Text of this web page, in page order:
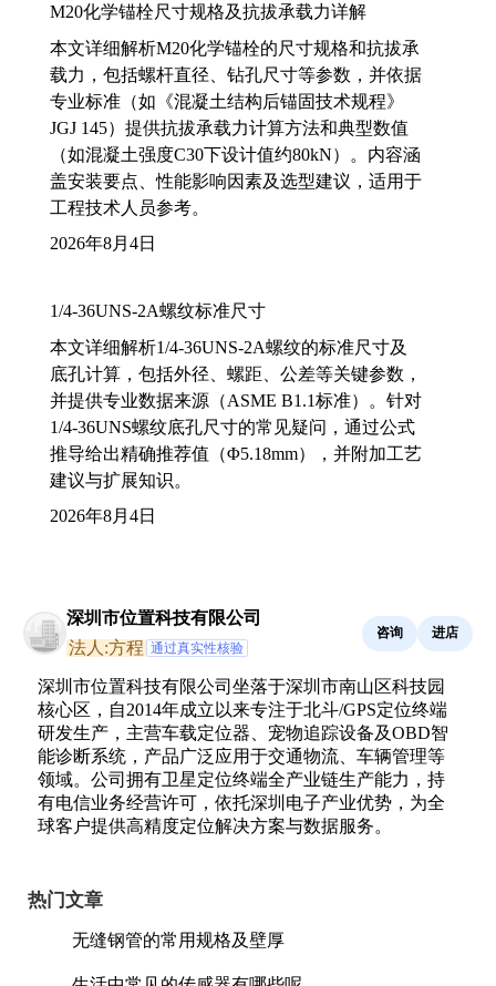
M20化学锚栓尺寸规格及抗拔承载力详解
本文详细解析M20化学锚栓的尺寸规格和抗拔承
载力，包括螺杆直径、钻孔尺寸等参数，并依据
专业标准（如《混凝土结构后锚固技术规程》
JGJ 145）提供抗拔承载力计算方法和典型数值
（如混凝土强度C30下设计值约80kN）。内容涵
盖安装要点、性能影响因素及选型建议，适用于
工程技术人员参考。
2026年8月4日
1/4-36UNS-2A螺纹标准尺寸
本文详细解析1/4-36UNS-2A螺纹的标准尺寸及
底孔计算，包括外径、螺距、公差等关键参数，
并提供专业数据来源（ASME B1.1标准）。针对
1/4-36UNS螺纹底孔尺寸的常见疑问，通过公式
推导给出精确推荐值（Φ5.18mm），并附加工艺
建议与扩展知识。
2026年8月4日
深圳市位置科技有限公司
法人:方程 通过真实性核验
咨询 进店
深圳市位置科技有限公司坐落于深圳市南山区科技园
核心区，自2014年成立以来专注于北斗/GPS定位终端
研发生产，主营车载定位器、宠物追踪设备及OBD智
能诊断系统，产品广泛应用于交通物流、车辆管理等
领域。公司拥有卫星定位终端全产业链生产能力，持
有电信业务经营许可，依托深圳电子产业优势，为全
球客户提供高精度定位解决方案与数据服务。
热门文章
无缝钢管的常用规格及壁厚